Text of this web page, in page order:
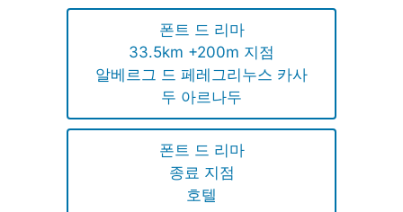
폰트 드 리마
33.5km +200m 지점
알베르그 드 페레그리누스 카사
두 아르나두
폰트 드 리마
종료 지점
호텔